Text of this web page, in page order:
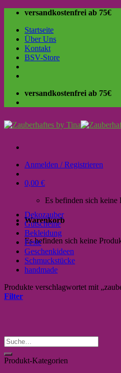
Skip
content
versandkostenfrei ab 75€
Startseite
Über Uns
Kontakt
BSV-Store
versandkostenfrei ab 75€
Anmelden / Registrieren
0,00 €
Es befinden sich keine
Warenkorb
Es befinden sich keine
Dekozauber
Gutscheine
Bekleidung
Feste
Geschenkideen
Schmuckstücke
handmade
Produkte verschlagwortet mit
Filter
Suche
nach:
Produkt-Kategorien